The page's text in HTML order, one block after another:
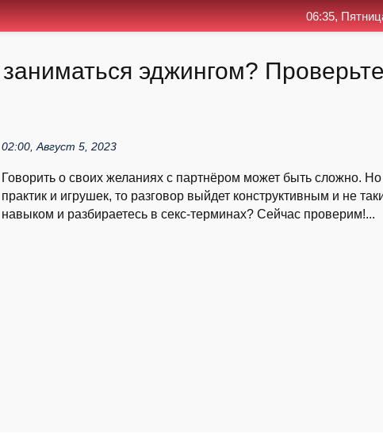
эджингом?
02:00, Август 5, 2023
Говорить о своих желаниях с партнёром может быть сложно.
практик и игрушек, то разговор выйдет конструктивным и не
навыком и разбираетесь в секс-терминах? Сейчас проверим!...
06:35,